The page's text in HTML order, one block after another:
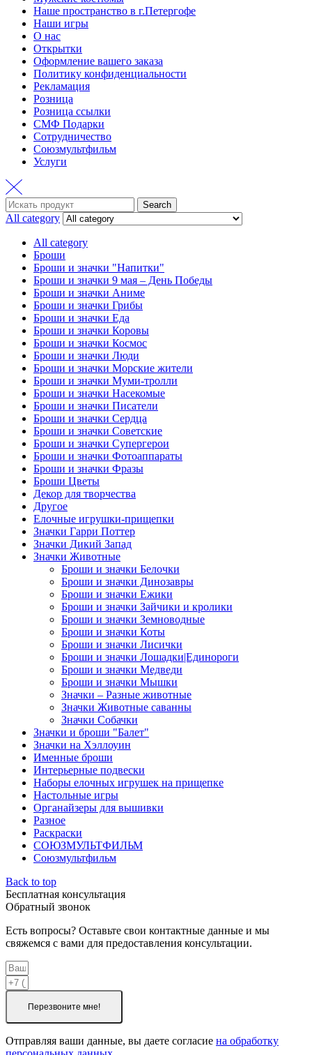
Наше пространство в г.Петергофе
Наши игры
О нас
Открытки
Оформление вашего заказа
Политику конфиденциальности
Рекламация
Розница
Розница ссылки
СМФ Подарки
Сотрудничество
Союзмультфильм
Услуги
Search
for:
Search
All category
All category
Броши
Броши и значки "Напитки"
Броши и значки 9 мая – День Победы
Броши и значки Аниме
Броши и значки Грибы
Броши и значки Еда
Броши и значки Коровы
Броши и значки Космос
Броши и значки Люди
Броши и значки Морские жители
Броши и значки Муми-тролли
Броши и значки Насекомые
Броши и значки Писатели
Броши и значки Сердца
Броши и значки Советские
Броши и значки Супергерои
Броши и значки Фотоаппараты
Броши и значки Фразы
Броши Цветы
Декор для творчества
Другое
Елочные игрушки-прищепки
Значки Гарри Поттер
Значки Дикий Запад
Значки Животные
Броши и значки Белочки
Броши и значки Динозавры
Броши и значки Ежики
Броши и значки Зайчики и кролики
Броши и значки Земноводные
Броши и значки Коты
Броши и значки Лисички
Броши и значки Лошадки|Единороги
Броши и значки Медведи
Броши и значки Мышки
Значки – Разные животные
Значки Животные саванны
Значки Собачки
Значки и броши "Балет"
Значки на Хэллоуин
Именные броши
Интерьерные подвески
Наборы елочных игрушек на прищепке
Настольные игры
Органайзеры для вышивки
Разное
Раскраски
СОЮЗМУЛЬТФИЛЬМ
Союзмультфильм
Back to top
Бесплатная консультация
Обратный звонок
Есть вопросы? Оставьте свои контактные данные и мы
свяжемся с вами для предоставления консультации.
Перезвоните мне!
Отправляя ваши данные, вы даете согласие на обработку